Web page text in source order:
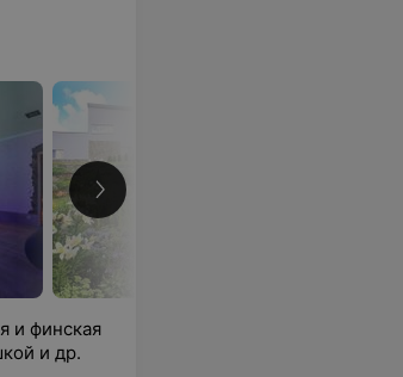
и финская
и др.